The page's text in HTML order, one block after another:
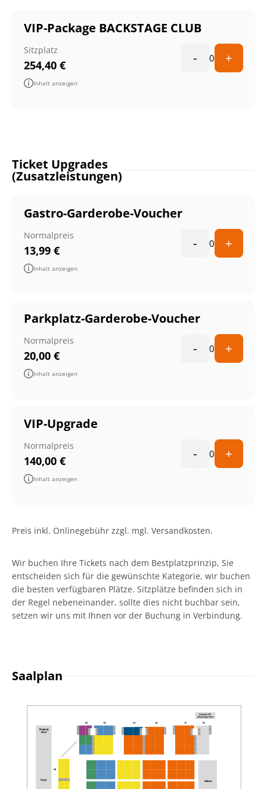
VIP-Package BACKSTAGE CLUB
Sitzplatz
254,40 € - 0 +
Inhalt anzeigen
Ticket Upgrades
(Zusatzleistungen)
Gastro-Garderobe-Voucher
Normalpreis
13,99 € - 0 +
Inhalt anzeigen
Parkplatz-Garderobe-Voucher
Normalpreis
20,00 € - 0 +
Inhalt anzeigen
VIP-Upgrade
Normalpreis
140,00 € - 0 +
Inhalt anzeigen
Preis inkl. Onlinegebühr zzgl. mgl. Versandkosten.
Wir buchen Ihre Tickets nach dem Bestplatzprinzip, Sie
entscheiden sich für die gewünschte Kategorie, wir buchen
die besten verfügbaren Plätze. Sitzplätze befinden sich in
der Regel nebeneinander, sollte dies nicht buchbar sein,
setzen wir uns mit Ihnen vor der Buchung in Verbindung.
Saalplan